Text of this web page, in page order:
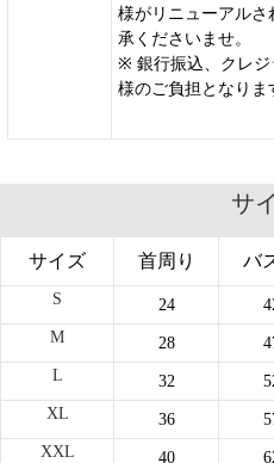
様がリニューアルさ
承くださいませ。
※ 銀行振込、クレジ
様のご負担となりま
サ
サイズ 首周り バ
S 24
M
28
L
32
XL
36
XXL
40